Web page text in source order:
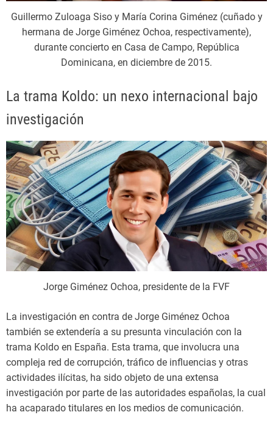
Guillermo Zuloaga Siso y María Corina Giménez (cuñado y
hermana de Jorge Giménez Ochoa, respectivamente),
durante concierto en Casa de Campo, República
Dominicana, en diciembre de 2015.
La trama Koldo: un nexo internacional bajo
investigación
Jorge Giménez Ochoa, presidente de la FVF
La investigación en contra de Jorge Giménez Ochoa
también se extendería a su presunta vinculación con la
trama Koldo en España. Esta trama, que involucra una
compleja red de corrupción, tráfico de influencias y otras
actividades ilícitas, ha sido objeto de una extensa
investigación por parte de las autoridades españolas, la cual
ha acaparado titulares en los medios de comunicación.